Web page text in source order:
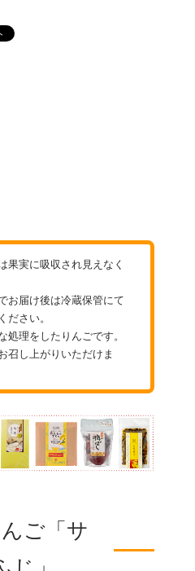
果実に吸収され見えなく
お届け後は冷蔵保管にて
ださい。
処理をしたりんごです。
召し上がりいただけま
ご「サ